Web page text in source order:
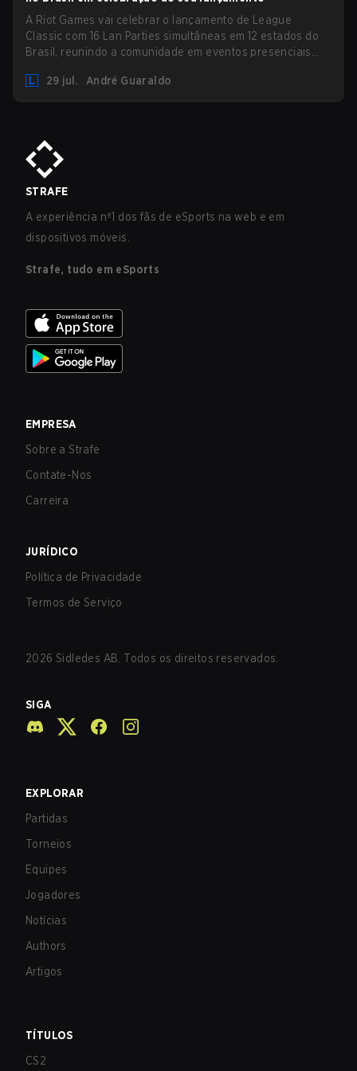
A Riot Games vai celebrar o lançamento de League
Classic com 16 Lan Parties simultâneas em 12 estados do
Brasil, reunindo a comunidade em eventos presenciais
29 jul.
André Guaraldo
STRAFE
A experiência nº1 dos fãs de eSports na web e em
dispositivos móveis.
Strafe, tudo em eSports
EMPRESA
Sobre a Strafe
Contate-Nos
Carreira
JURÍDICO
Política de Privacidade
Termos de Serviço
2026 Sidledes AB. Todos os direitos reservados.
SIGA
EXPLORAR
Partidas
Torneios
Equipes
Jogadores
Notícias
Authors
Artigos
TÍTULOS
CS2